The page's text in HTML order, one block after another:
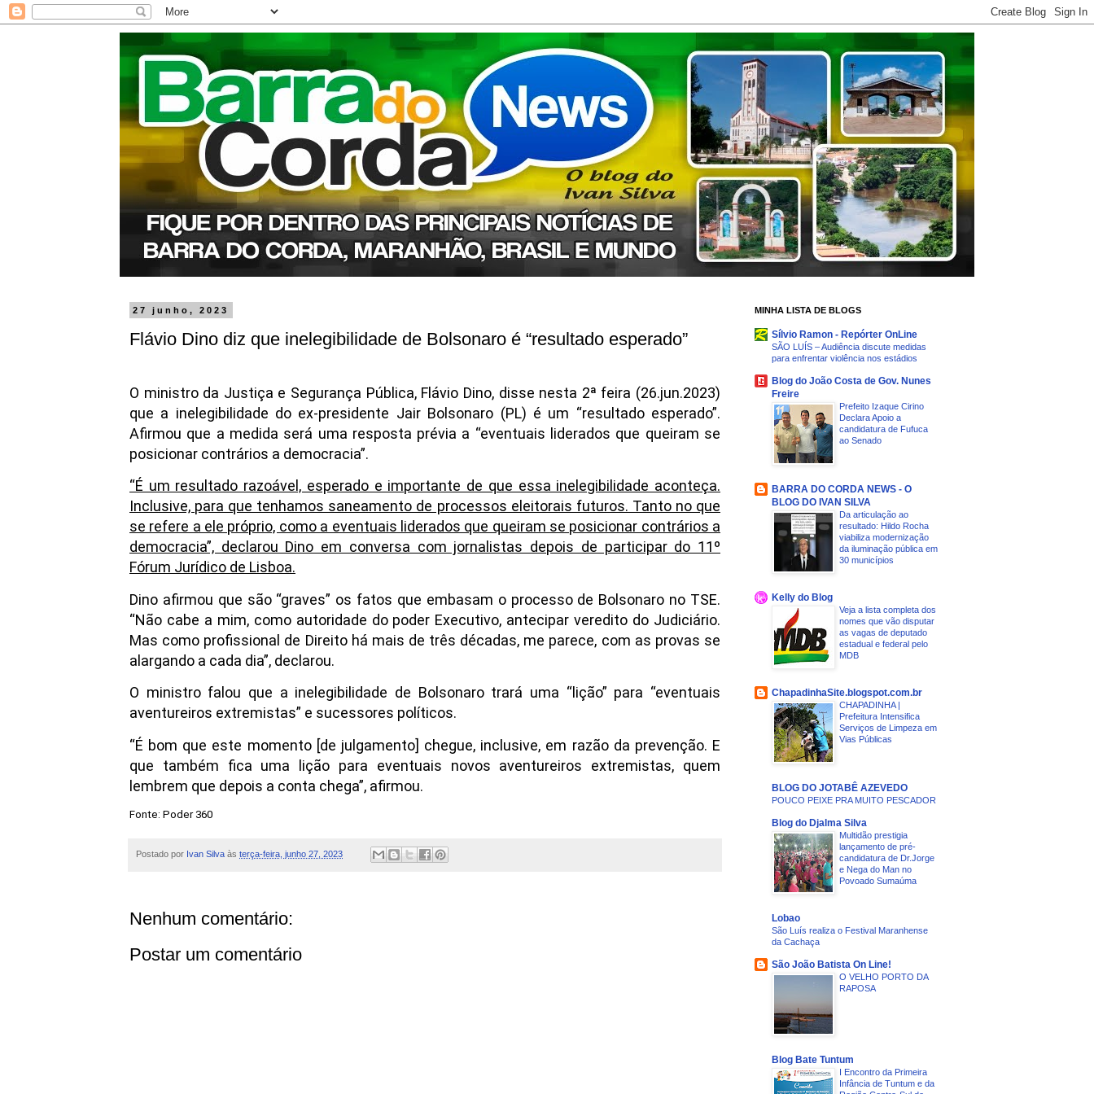
27 junho, 2023
Flávio Dino diz que inelegibilidade de Bolsonaro é “resultado esperado”
O ministro da Justiça e Segurança Pública, Flávio Dino, disse nesta 2ª feira (26.jun.2023)
que a inelegibilidade do ex-presidente Jair Bolsonaro (PL) é um “resultado esperado”.
Afirmou que a medida será uma resposta prévia a “eventuais liderados que queiram se
posicionar contrários a democracia”.
“É um resultado razoável, esperado e importante de que essa inelegibilidade aconteça.
Inclusive, para que tenhamos saneamento de processos eleitorais futuros. Tanto no que
se refere a ele próprio, como a eventuais liderados que queiram se posicionar contrários a
democracia”, declarou Dino em conversa com jornalistas depois de participar do 11º
Fórum Jurídico de Lisboa.
Dino afirmou que são “graves” os fatos que embasam o processo de Bolsonaro no TSE.
“Não cabe a mim, como autoridade do poder Executivo, antecipar veredito do Judiciário.
Mas como profissional de Direito há mais de três décadas, me parece, com as provas se
alargando a cada dia”, declarou.
O ministro falou que a inelegibilidade de Bolsonaro trará uma “lição” para “eventuais
aventureiros extremistas” e sucessores políticos.
“É bom que este momento [de julgamento] chegue, inclusive, em razão da prevenção. E
que também fica uma lição para eventuais novos aventureiros extremistas, quem
lembrem que depois a conta chega”, afirmou.
Fonte: Poder 360
Postado por Ivan Silva às terça-feira, junho 27, 2023
Nenhum comentário:
Postar um comentário
MINHA LISTA DE BLOGS
Sílvio Ramon - Repórter OnLine
SÃO LUÍS – Audiência discute medidas
para enfrentar violência nos estádios
Blog do João Costa de Gov. Nunes
Freire
Prefeito Izaque Cirino
Declara Apoio a
candidatura de Fufuca
ao Senado
BARRA DO CORDA NEWS - O
BLOG DO IVAN SILVA
Da articulação ao
resultado: Hildo Rocha
viabiliza modernização
da iluminação pública em
30 municípios
Kelly do Blog
Veja a lista completa dos
nomes que vão disputar
as vagas de deputado
estadual e federal pelo
MDB
ChapadinhaSite.blogspot.com.br
CHAPADINHA |
Prefeitura Intensifica
Serviços de Limpeza em
Vias Públicas
BLOG DO JOTABÊ AZEVEDO
POUCO PEIXE PRA MUITO PESCADOR
Blog do Djalma Silva
Multidão prestigia
lançamento de pré-
candidatura de Dr.Jorge
e Nega do Man no
Povoado Sumaúma
Lobao
São Luís realiza o Festival Maranhense
da Cachaça
São João Batista On Line!
O VELHO PORTO DA
RAPOSA
Blog Bate Tuntum
I Encontro da Primeira
Infância de Tuntum e da